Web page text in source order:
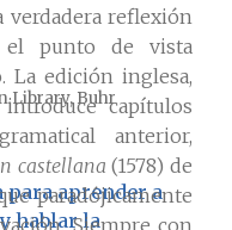
verdadera reflexión
el punto de vista
La edición inglesa,
capítulos
anterior,
castellana (1578) de
paradójicamente
Siempre con
Library, Buhr
para aprender a
hablar la